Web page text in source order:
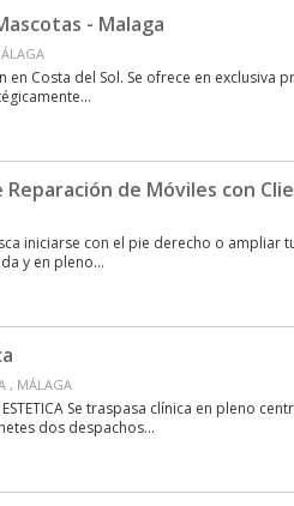
- Malaga
Costa del Sol. Se ofrece en exclusiva
de Móviles con
iniciarse con el pie derecho o ampliar
y en pleno...
, MÁLAGA
Se traspasa clínica en pleno
dos despachos...